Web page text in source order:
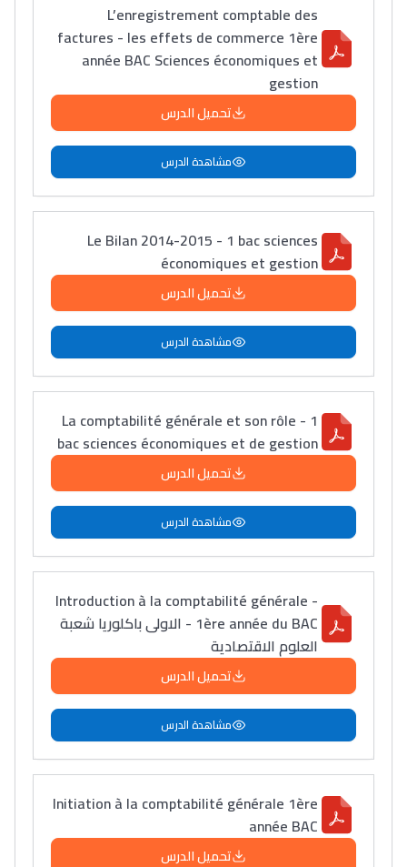
L’enregistrement comptable des
factures - les effets de commerce 1ère
année BAC Sciences économiques et
gestion
تحميل الدرس
مشاهدة الدرس
Le Bilan 2014-2015 - 1 bac sciences
économiques et gestion
تحميل الدرس
مشاهدة الدرس
La comptabilité générale et son rôle - 1
bac sciences économiques et de gestion
تحميل الدرس
مشاهدة الدرس
Introduction à la comptabilité générale -
1ère année du BAC - الاولى باكلوريا شعبة
العلوم الاقتصادية
تحميل الدرس
مشاهدة الدرس
Initiation à la comptabilité générale 1ère
année BAC
تحميل الدرس